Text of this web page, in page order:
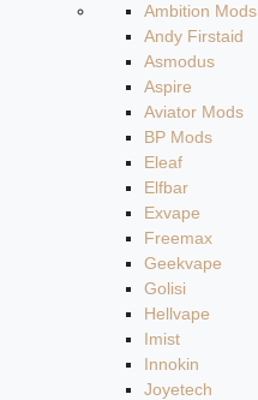
Ambition Mods
Andy Firstaid
Asmodus
Aspire
Aviator Mods
BP Mods
Eleaf
Elfbar
Exvape
Freemax
Geekvape
Golisi
Hellvape
Imist
Innokin
Joyetech